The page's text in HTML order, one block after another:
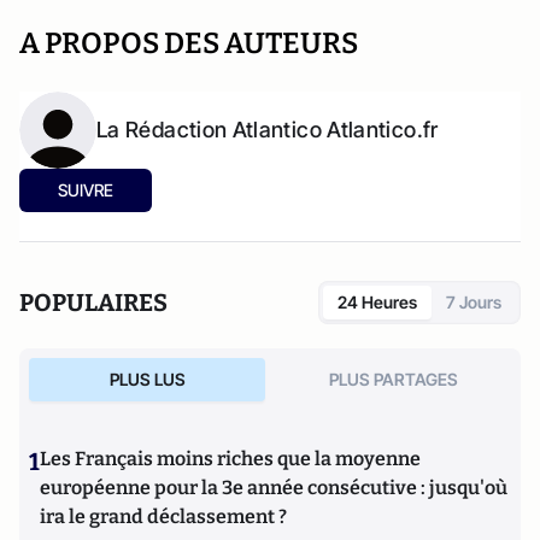
A PROPOS DES AUTEURS
La Rédaction Atlantico Atlantico.fr
SUIVRE
POPULAIRES 24 Heures 7 Jours
PLUS LUS PLUS PARTAGES
1Les Français moins riches que la moyenne
européenne pour la 3e année consécutive : jusqu'où
ira le grand déclassement ?